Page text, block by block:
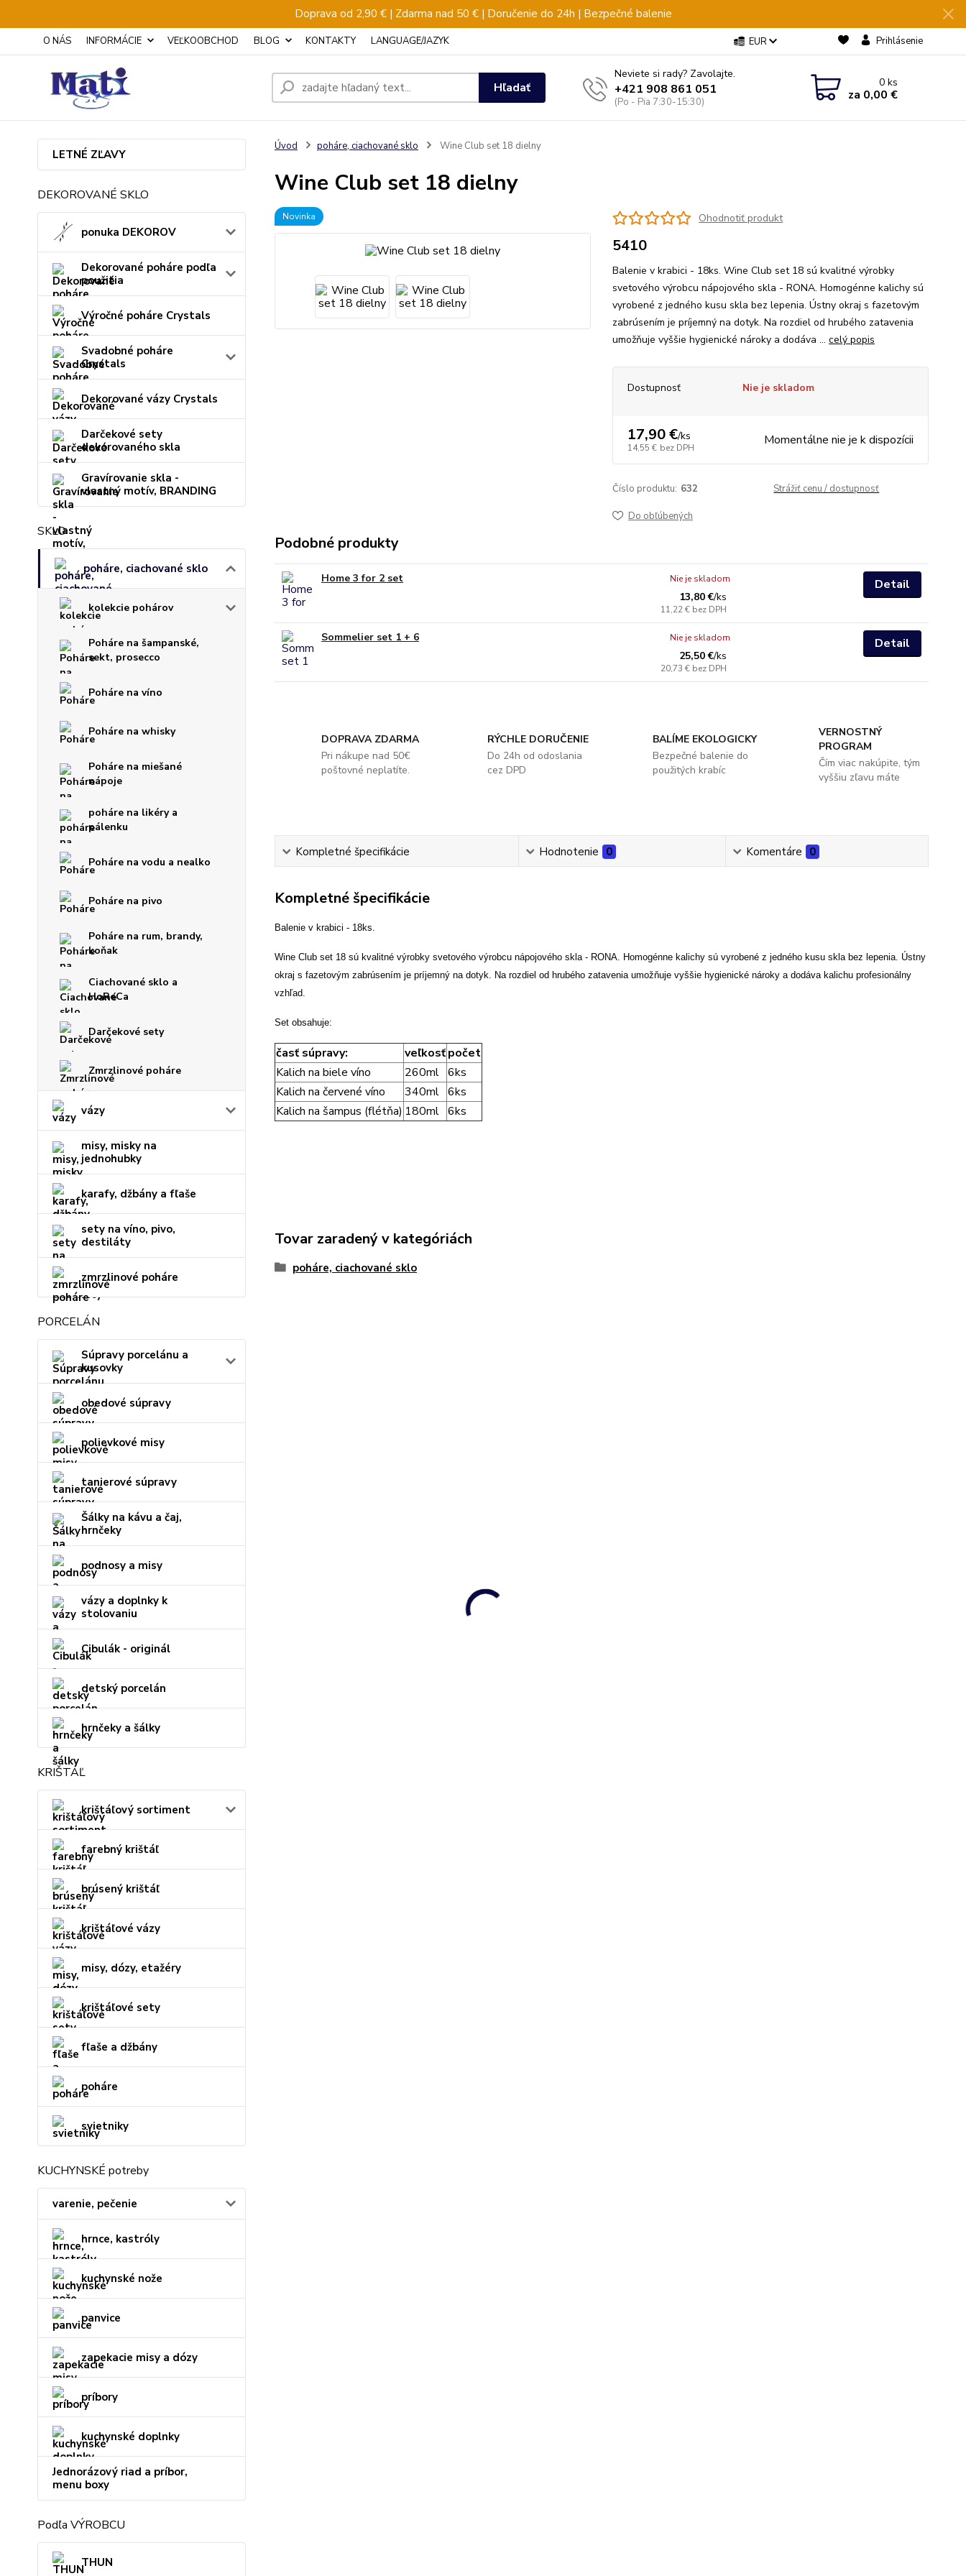
Doprava od 2,90 € | Zdarma nad 50 € | Doručenie do 24h | Bezpečné balenie
O NÁS INFORMÁCIE VEĽKOOBCHOD BLOG KONTAKTY LANGUAGE/JAZYK EUR Prihlásenie
Hľadať
Neviete si rady? Zavolajte.
+421 908 861 051
(Po - Pia 7:30-15:30)
0ks
za 0,00 €
LETNÉ ZĽAVY
DEKOROVANÉ SKLO
ponuka DEKOROV
Dekorované poháre podľa
použitia
Výročné poháre Crystals
Svadobné poháre
Crystals
Dekorované vázy Crystals
Darčekové sety
dekorovaného skla
Gravírovanie skla -
vlastný motív, BRANDING
SKLO
poháre, ciachované sklo
kolekcie pohárov
Poháre na šampanské,
sekt, prosecco
Poháre na víno
Poháre na whisky
Poháre na miešané
nápoje
poháre na likéry a
pálenku
Poháre na vodu a nealko
Poháre na pivo
Poháre na rum, brandy,
koňak
Ciachované sklo a
HoReCa
Darčekové sety
Zmrzlinové poháre
vázy
misy, misky na
jednohubky
karafy, džbány a fľaše
sety na víno, pivo,
destiláty
zmrzlinové poháre
PORCELÁN
Súpravy porcelánu a
kusovky
obedové súpravy
polievkové misy
tanierové súpravy
Šálky na kávu a čaj,
hrnčeky
podnosy a misy
vázy a doplnky k
stolovaniu
Cibulák - originál
detský porcelán
hrnčeky a šálky
KRIŠTÁĽ
krištáľový sortiment
farebný krištáľ
brúsený krištáľ
krištáľové vázy
misy, dózy, etažéry
krištáľové sety
fľaše a džbány
poháre
svietniky
KUCHYNSKÉ potreby
varenie, pečenie
hrnce, kastróly
kuchynské nože
panvice
zapekacie misy a dózy
príbory
kuchynské doplnky
Jednorázový riad a príbor,
menu boxy
Podľa VÝROBCU
THUN
Úvod poháre, ciachované sklo Wine Club set 18 dielny
Wine Club set 18 dielny
Novinka Ohodnotiť produkt
5410
Balenie v krabici - 18ks. Wine Club set 18 sú kvalitné výrobky
svetového výrobcu nápojového skla - RONA. Homogénne kalichy sú
vyrobené z jedného kusu skla bez lepenia. Ústny okraj s fazetovým
zabrúsením je príjemný na dotyk. Na rozdiel od hrubého zatavenia
umožňuje vyššie hygienické nároky a dodáva ... celý popis
Dostupnosť Nie je skladom
17,90 €/ks
14,55 € bez DPH Momentálne nie je k dispozícii
Číslo produktu: 632 Strážiť cenu / dostupnosť
Do obľúbených
Podobné produkty
Home 3 for 2 set
13,80 €/ks
11,22 € bez DPH
Nie je skladom Detail
Sommelier set 1 + 6
25,50 €/ks
20,73 € bez DPH
Nie je skladom Detail
DOPRAVA ZDARMA
Pri nákupe nad 50€
poštovné neplatíte.
RÝCHLE DORUČENIE
Do 24h od odoslania
cez DPD
BALÍME EKOLOGICKY
Bezpečné balenie do
použitých krabíc
VERNOSTNÝ
PROGRAM
Čím viac nakúpite, tým
vyššiu zľavu máte
Kompletné špecifikácie Hodnotenie 0 Komentáre 0
Kompletné špecifikácie
Balenie v krabici - 18ks.
Wine Club set 18 sú kvalitné výrobky svetového výrobcu nápojového skla - RONA. Homogénne kalichy sú vyrobené z jedného kusu skla bez lepenia. Ústny
okraj s fazetovým zabrúsením je príjemný na dotyk. Na rozdiel od hrubého zatavenia umožňuje vyššie hygienické nároky a dodáva kalichu profesionálny
vzhľad.
Set obsahuje:
časť súpravy: veľkosťpočet
Kalich na biele víno
260ml 6ks
Kalich na červené víno
340ml 6ks
Kalich na šampus (flétňa) 180ml 6ks
Tovar zaradený v kategóriách
poháre, ciachované sklo